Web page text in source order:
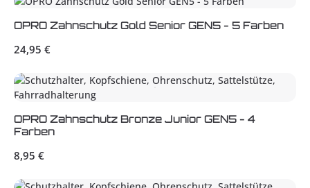
OPRO Zahnschutz Gold Senior GEN5 - 5 Farben
Regulärer Preis:
24,95 €
OPRO Zahnschutz Bronze Junior GEN5 - 4
Farben
Regulärer Preis:
8,95 €